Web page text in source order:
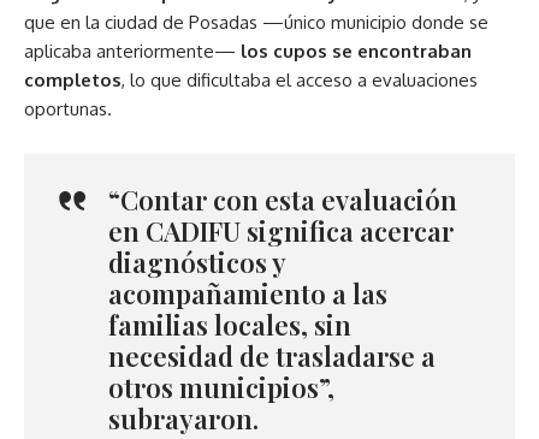
que en la ciudad de Posadas —único municipio donde se
aplicaba anteriormente— los cupos se encontraban
completos, lo que dificultaba el acceso a evaluaciones
oportunas.
“Contar con esta evaluación
en CADIFU significa acercar
diagnósticos y
acompañamiento a las
familias locales, sin
necesidad de trasladarse a
otros municipios”,
subrayaron.